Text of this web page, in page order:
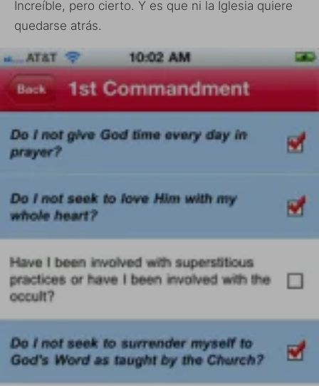
Increíble, pero cierto. Y es que ni la Iglesia quiere
quedarse atrás.